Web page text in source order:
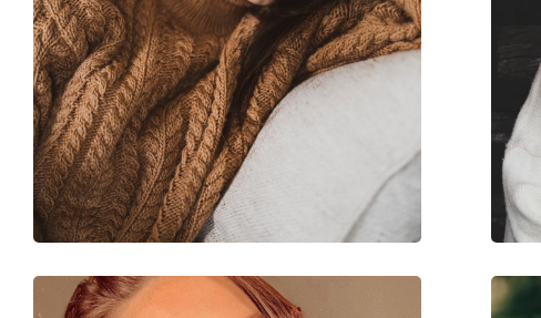
Naselli regolabili:
No
Cerniere a molla:
No
Clip-on:
No
Accessori
Custodia:
Panno per pulizia:
Altro
Categorie: